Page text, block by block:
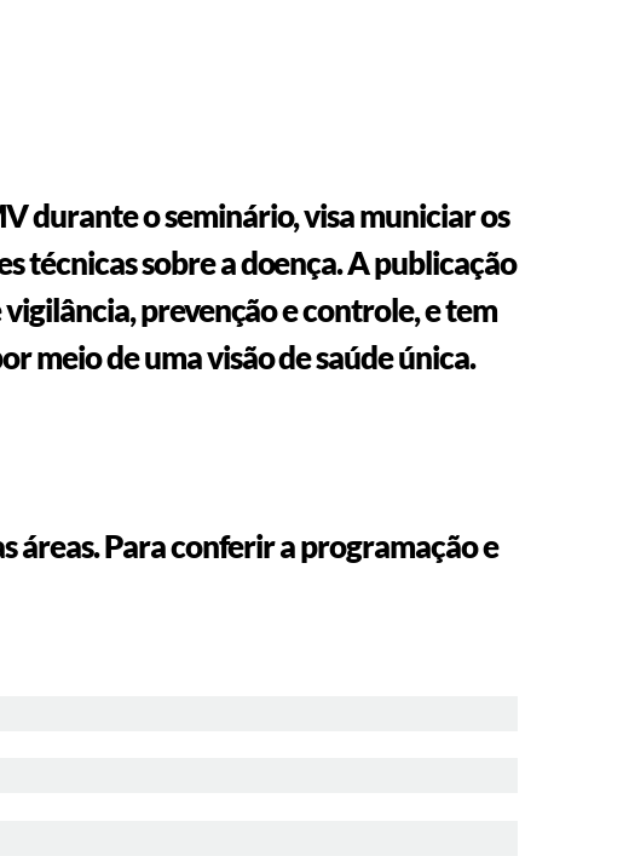
durante o seminário, visa municiar os
técnicas sobre a doença. A publicação
vigilância, prevenção e controle, e tem
meio de uma visão de saúde única.
áreas. Para conferir a programação e